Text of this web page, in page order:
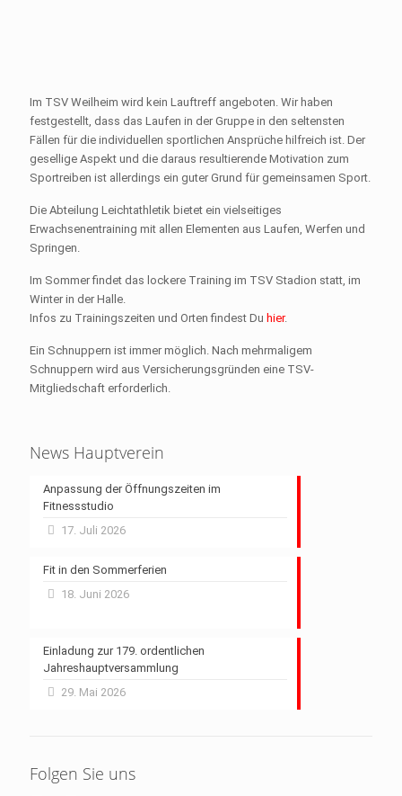
Im TSV Weilheim wird kein Lauftreff angeboten. Wir haben
festgestellt, dass das Laufen in der Gruppe in den seltensten
Fällen für die individuellen sportlichen Ansprüche hilfreich ist. Der
gesellige Aspekt und die daraus resultierende Motivation zum
Sportreiben ist allerdings ein guter Grund für gemeinsamen Sport.
Die Abteilung Leichtathletik bietet ein vielseitiges
Erwachsenentraining mit allen Elementen aus Laufen, Werfen und
Springen.
Im Sommer findet das lockere Training im TSV Stadion statt, im
Winter in der Halle.
Infos zu Trainingszeiten und Orten findest Du hier.
Ein Schnuppern ist immer möglich. Nach mehrmaligem
Schnuppern wird aus Versicherungsgründen eine TSV-
Mitgliedschaft erforderlich.
News Hauptverein
Anpassung der Öffnungszeiten im
Fitnessstudio
17. Juli 2026
Fit in den Sommerferien
18. Juni 2026
Einladung zur 179. ordentlichen
Jahreshauptversammlung
29. Mai 2026
Folgen Sie uns